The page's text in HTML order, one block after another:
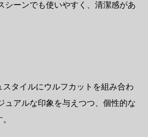
シーンでも使いやすく、清潔感があ
スタイルにウルフカットを組み合わ
ュアルな印象を与えつつ、個性的な